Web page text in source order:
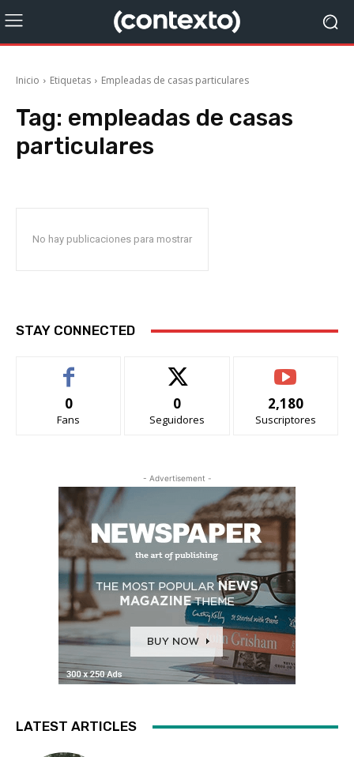
Inicio Etiquetas Empleadas de casas particulares
Tag: empleadas de casas
particulares
No hay publicaciones para mostrar
STAY CONNECTED
0
Fans
0
Seguidores
2,180
Suscriptores
- Advertisement -
LATEST ARTICLES